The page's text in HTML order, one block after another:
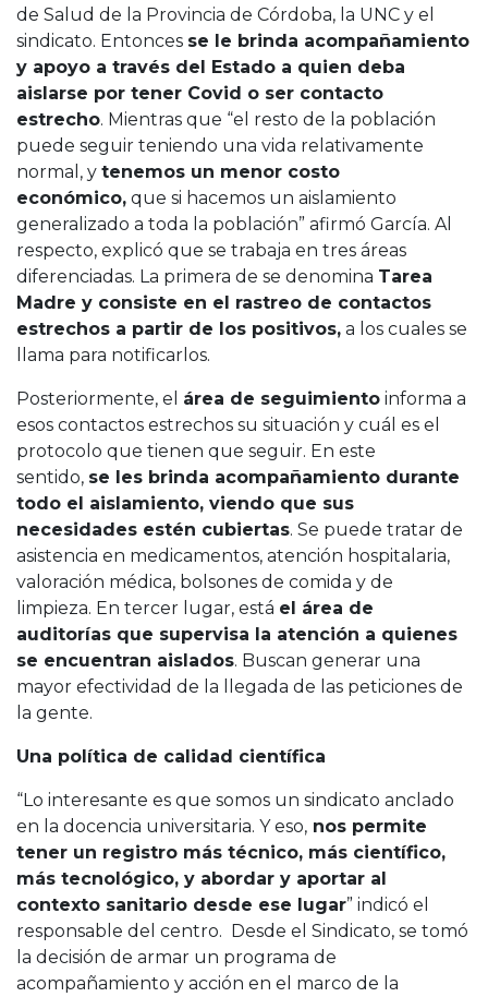
de Salud de la Provincia de Córdoba, la UNC y el
sindicato. Entonces se le brinda acompañamiento
y apoyo a través del Estado a quien deba
aislarse por tener Covid o ser contacto
estrecho. Mientras que “el resto de la población
puede seguir teniendo una vida relativamente
normal, y tenemos un menor costo
económico, que si hacemos un aislamiento
generalizado a toda la población” afirmó García. Al
respecto, explicó que se trabaja en tres áreas
diferenciadas. La primera de se denomina Tarea
Madre y consiste en el rastreo de contactos
estrechos a partir de los positivos, a los cuales se
llama para notificarlos.
Posteriormente, el área de seguimiento informa a
esos contactos estrechos su situación y cuál es el
protocolo que tienen que seguir. En este
sentido, se les brinda acompañamiento durante
todo el aislamiento, viendo que sus
necesidades estén cubiertas. Se puede tratar de
asistencia en medicamentos, atención hospitalaria,
valoración médica, bolsones de comida y de
limpieza. En tercer lugar, está el área de
auditorías que supervisa la atención a quienes
se encuentran aislados. Buscan generar una
mayor efectividad de la llegada de las peticiones de
la gente.
Una política de calidad científica
“Lo interesante es que somos un sindicato anclado
en la docencia universitaria. Y eso, nos permite
tener un registro más técnico, más científico,
más tecnológico, y abordar y aportar al
contexto sanitario desde ese lugar” indicó el
responsable del centro. Desde el Sindicato, se tomó
la decisión de armar un programa de
acompañamiento y acción en el marco de la